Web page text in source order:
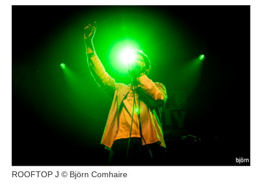
ROOFTOP J © Björn Comhaire